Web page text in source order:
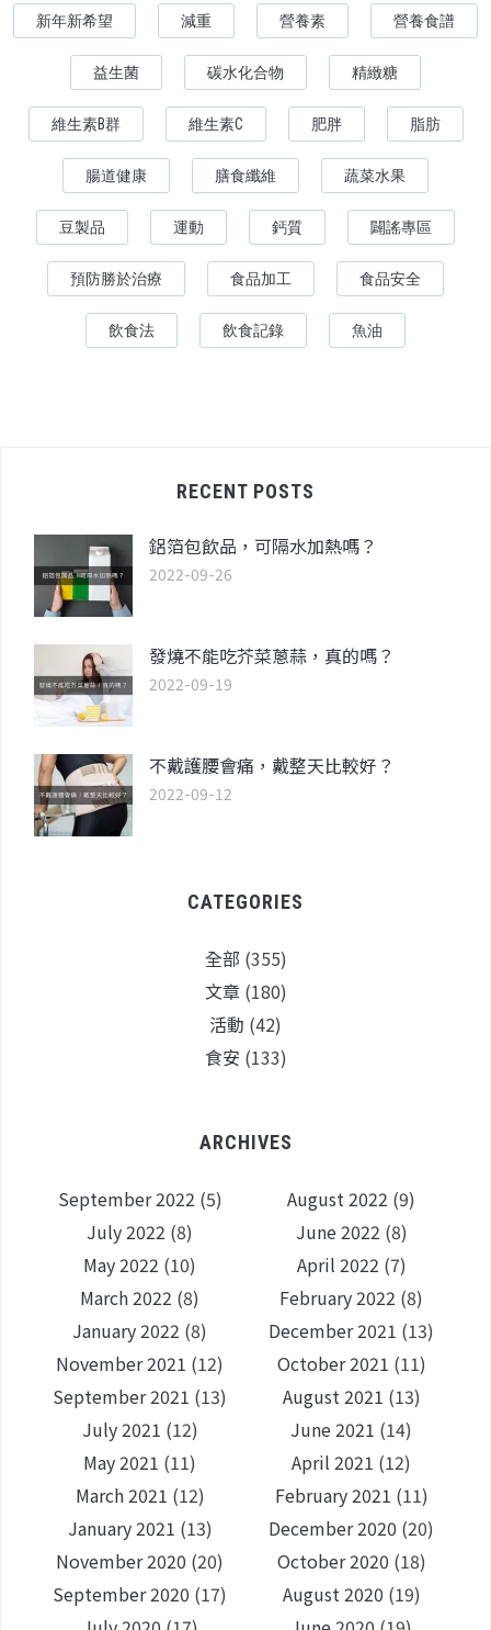
新年新希望 減重 營養素 營養食譜
益生菌 碳水化合物 精緻糖
維生素B群 維生素C 肥胖 脂肪
腸道健康 膳食纖維 蔬菜水果
豆製品 運動 鈣質 闢謠專區
預防勝於治療 食品加工 食品安全
飲食法 飲食記錄 魚油
RECENT POSTS
鋁箔包飲品，可隔水加熱嗎？
2022-09-26
發燒不能吃芥菜蔥蒜，真的嗎？
2022-09-19
不戴護腰會痛，戴整天比較好？
2022-09-12
CATEGORIES
全部 (355)
文章(180)
活動 (42)
食安 (133)
ARCHIVES
September 2022 (5) August 2022 (9)
July 2022 (8) June 2022 (8)
May 2022 (10) April 2022 (7)
March 2022 (8) February 2022 (8)
January 2022 (8) December 2021 (13)
November 2021 (12) October 2021 (11)
September 2021 (13) August 2021 (13)
July 2021 (12) June 2021 (14)
May 2021 (11) April 2021 (12)
March 2021 (12) February 2021 (11)
January 2021 (13) December 2020 (20)
November 2020 (20) October 2020 (18)
September 2020 (17) August 2020 (19)